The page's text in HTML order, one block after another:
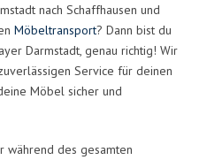
nach Schaffhausen und
Möbeltransport? Dann bist du
Darmstadt, genau richtig! Wir
Service für deinen
Möbel sicher und
während des gesamten